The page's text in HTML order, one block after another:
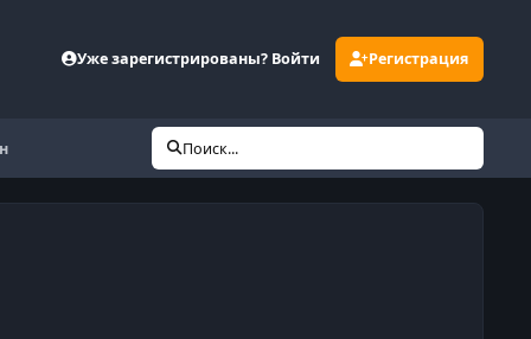
Уже зарегистрированы? Войти Регистрация
Поиск...